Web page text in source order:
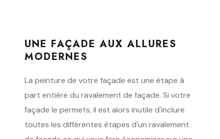
UNE FAÇADE AUX ALLURES
MODERNES
La peinture de votre façade est une étape à
part entière du ravalement de façade. Si votre
façade le permets, il est alors inutile d'inclure
toutes les différentes étapes d'un ravalement